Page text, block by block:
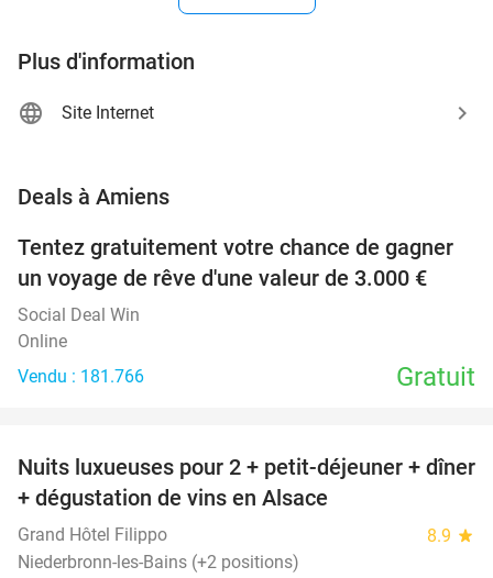
Plus d'information
Site Internet
Deals à Amiens
Tentez gratuitement votre chance de gagner
un voyage de rêve d'une valeur de 3.000 €
Social Deal Win
Online
Vendu : 181.766
Gratuit
28%
Nuits luxueuses pour 2 + petit-déjeuner + dîner
+ dégustation de vins en Alsace
Grand Hôtel Filippo 8.9 star
Niederbronn-les-Bains (+2 positions)